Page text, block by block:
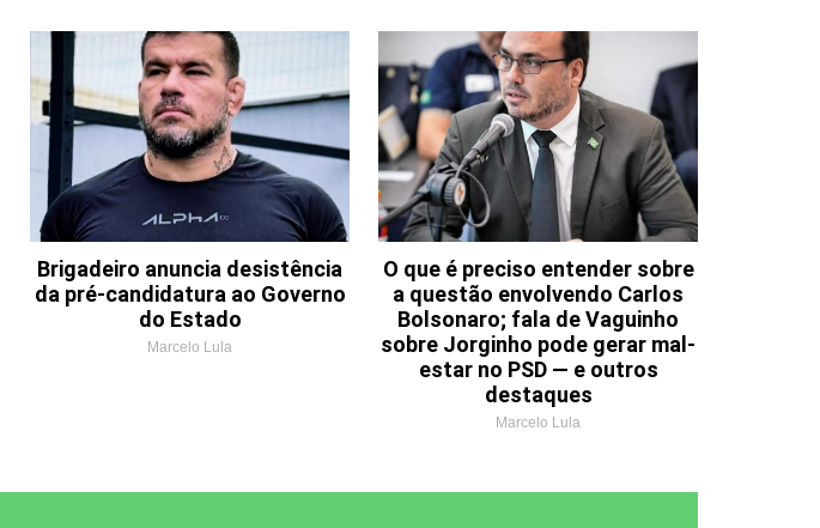
Brigadeiro anuncia desistência
da pré-candidatura ao Governo
do Estado
Marcelo Lula
O que é preciso entender sobre
a questão envolvendo Carlos
Bolsonaro; fala de Vaguinho
sobre Jorginho pode gerar mal-
estar no PSD — e outros
destaques
Marcelo Lula